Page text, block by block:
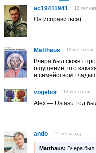
ac19411941
12 лет
Он исправиться)
Matthaus 12 лет назад
Вчера был сюжет про
ощущение, что
и семейством
vogebor 12 лет назад
Alex — Ustasu Год
ando 12 лет назад
Matthaus: Вчера был